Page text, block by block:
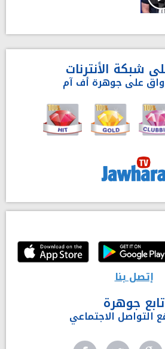
شبكة الأنترنات
على جوهرة أف آم
إتصل بنا
تابع جوهرة
التواصل الاجتماعي